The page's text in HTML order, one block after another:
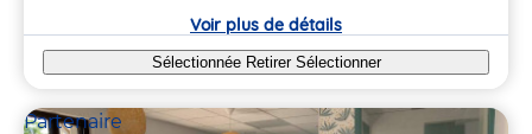
Voir plus de détails
Sélectionnée Retirer Sélectionner
Partenaire